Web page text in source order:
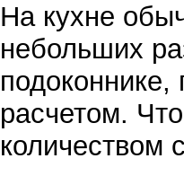
На кухне
небольших
расчетом.
количеством